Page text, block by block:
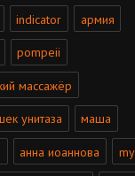
indicator армия
pompeii
массажёр
унитаза маша
анна иоаннова